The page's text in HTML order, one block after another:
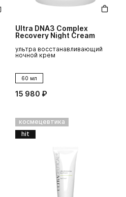
Ultra DNA3 Complex
Recovery Night Cream
ультра восстанавливающий
ночной крем
60 мл
15 980 ₽
космецевтика
hit